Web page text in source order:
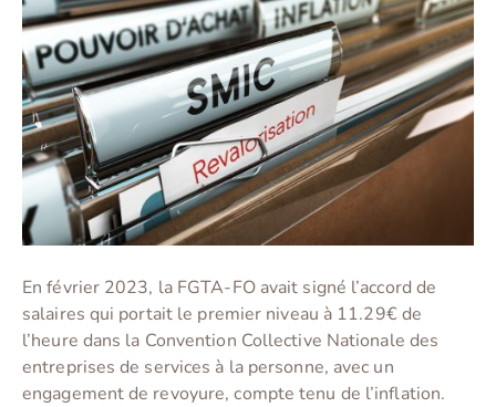
En février 2023, la FGTA-FO avait signé l’accord de
salaires qui portait le premier niveau à 11.29€ de
l’heure dans la Convention Collective Nationale des
entreprises de services à la personne, avec un
engagement de revoyure, compte tenu de l’inflation.